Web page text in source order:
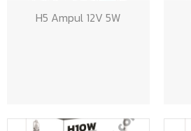
H5 Ampul 12V 5W